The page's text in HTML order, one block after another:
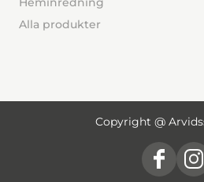
Alla produkter
Copyright @